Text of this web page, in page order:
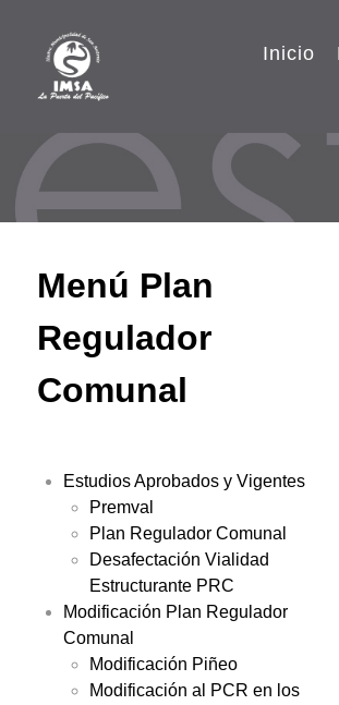
Inicio
Menú Plan
Regulador
Comunal
Estudios Aprobados y Vigentes
Premval
Plan Regulador Comunal
Desafectación Vialidad
Estructurante PRC
Modificación Plan Regulador
Comunal
Modificación Piñeo
Modificación al PCR en los